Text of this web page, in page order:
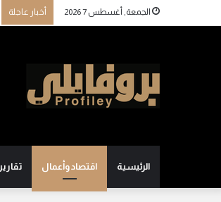
الجمعة, أغسطس 7 2026 أخبار عاجلة
الرئيسية اقتصاد وأعمال تقارير